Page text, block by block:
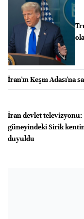
İran'ın Keşm Adası'na
İran devlet
güneyindeki Sirik
duyuldu